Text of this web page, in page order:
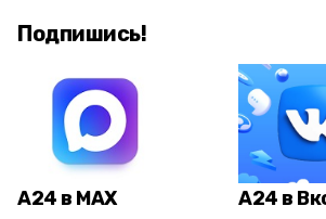
Подпишись!
А24 в MAX А24 в